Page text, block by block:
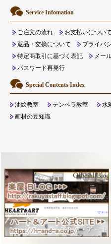
Service Infomation
ご注文の流れ お支払いについて
返品・交換について
プライバ
特定商取引に基づく表記
メー
パスワード再発行
Special Contents Index
油絵教室 テンペラ教室 水
画材の豆知識